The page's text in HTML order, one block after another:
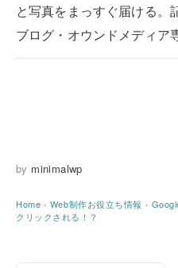
と写真をまっすぐ届ける。
ブログ・オウンドメディア
by minimalwp
Home › Web制作お役立ち情報 ›
クリックされる！？